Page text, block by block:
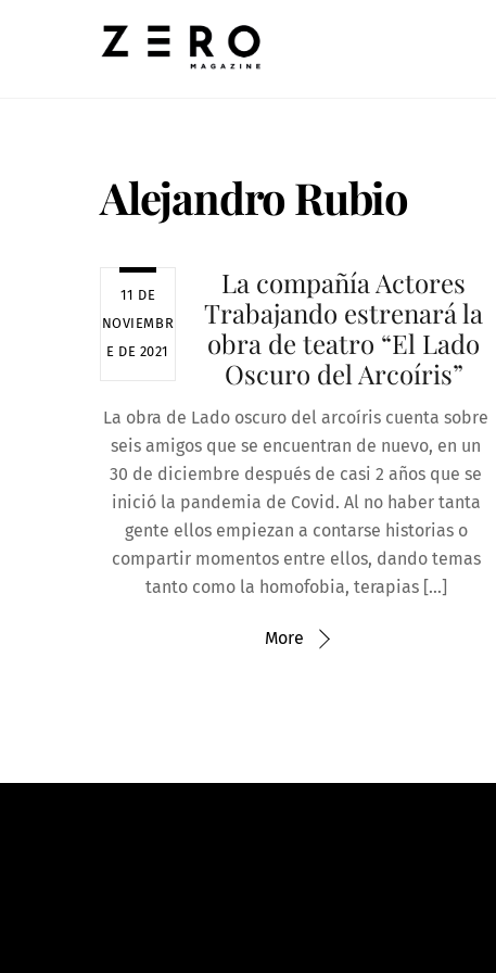
Alejandro Rubio
11 DE
NOVIEMBR
E DE 2021
La compañía Actores
Trabajando estrenará la
obra de teatro “El Lado
Oscuro del Arcoíris”
La obra de Lado oscuro del arcoíris cuenta sobre
seis amigos que se encuentran de nuevo, en un
30 de diciembre después de casi 2 años que se
inició la pandemia de Covid. Al no haber tanta
gente ellos empiezan a contarse historias o
compartir momentos entre ellos, dando temas
tanto como la homofobia, terapias […]
More